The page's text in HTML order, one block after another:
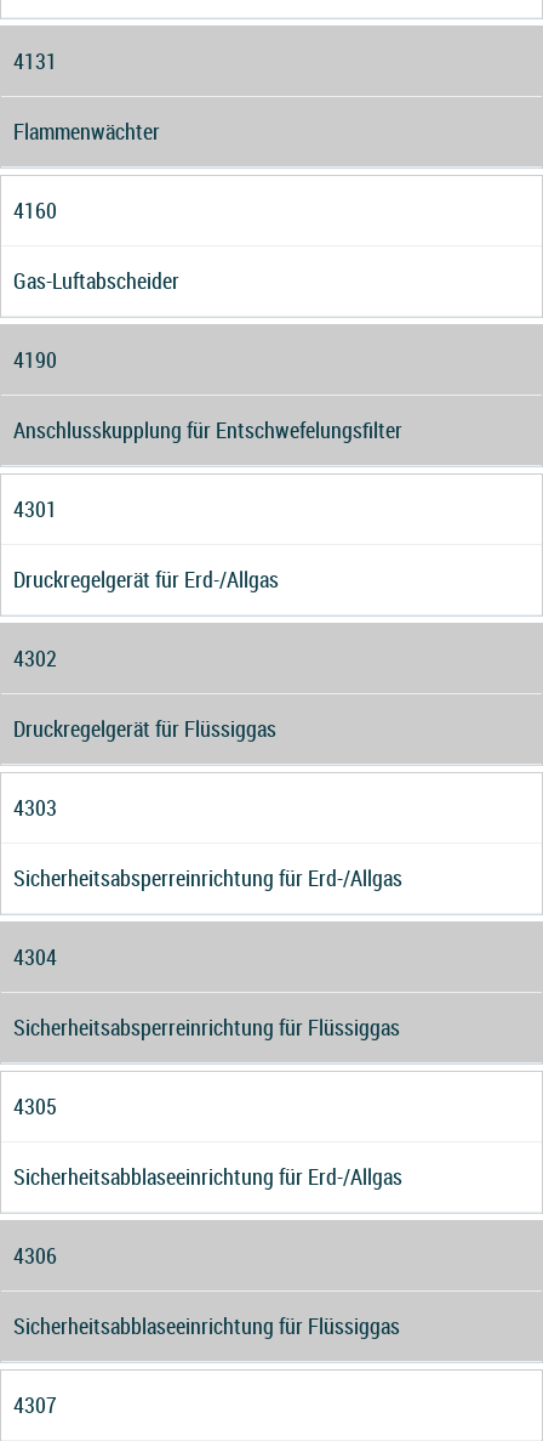
4131
Flammenwächter
4160
Gas-Luftabscheider
4190
Anschlusskupplung für Entschwefelungsfilter
4301
Druckregelgerät für Erd-/Allgas
4302
Druckregelgerät für Flüssiggas
4303
Sicherheitsabsperreinrichtung für Erd-/Allgas
4304
Sicherheitsabsperreinrichtung für Flüssiggas
4305
Sicherheitsabblaseeinrichtung für Erd-/Allgas
4306
Sicherheitsabblaseeinrichtung für Flüssiggas
4307